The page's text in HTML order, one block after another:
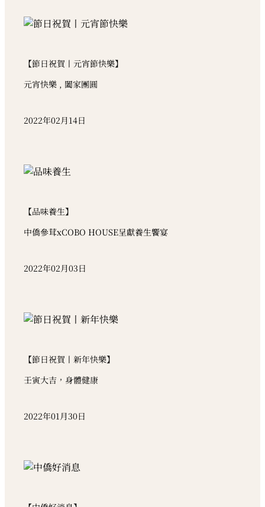
【節日祝賀丨元宵節快樂】
元宵快樂 , 闔家團圓
2022年02月14日
【品味養生】
中僑參茸xCOBO HOUSE呈獻養生饗宴
2022年02月03日
【節日祝賀丨新年快樂】
壬寅大吉，身體健康
2022年01月30日